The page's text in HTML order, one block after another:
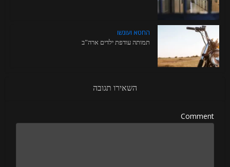
החטא ועונשו
תמותה עודפת ילדים ארה”ב
השאירו תגובה
Comment